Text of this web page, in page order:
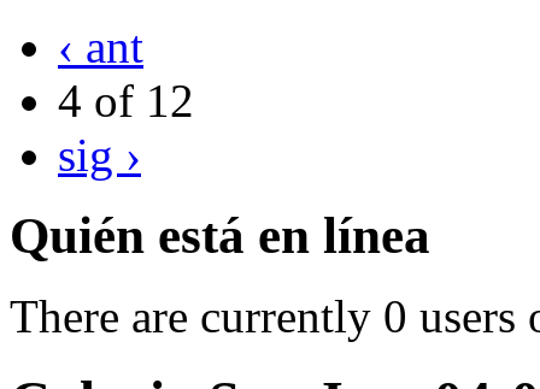
‹ ant
4 of 12
sig ›
Quién está en línea
There are currently 0 users